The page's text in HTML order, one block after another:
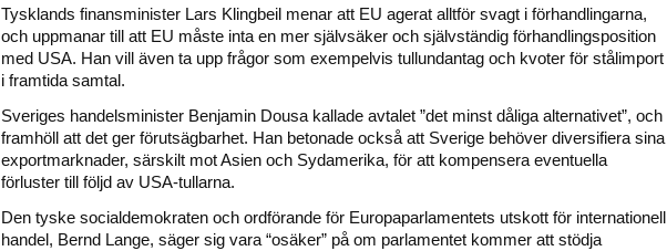
Tysklands finansminister Lars Klingbeil menar att EU agerat alltför svagt i förhandlingarna,
och uppmanar till att EU måste inta en mer självsäker och självständig förhandlingsposition
med USA. Han vill även ta upp frågor som exempelvis tullundantag och kvoter för stålimport
i framtida samtal.
Sveriges handelsminister Benjamin Dousa kallade avtalet ”det minst dåliga alternativet”, och
framhöll att det ger förutsägbarhet. Han betonade också att Sverige behöver diversifiera sina
exportmarknader, särskilt mot Asien och Sydamerika, för att kompensera eventuella
förluster till följd av USA-tullarna.
Den tyske socialdemokraten och ordförande för Europaparlamentets utskott för internationell
handel, Bernd Lange, säger sig vara “osäker” på om parlamentet kommer att stödja